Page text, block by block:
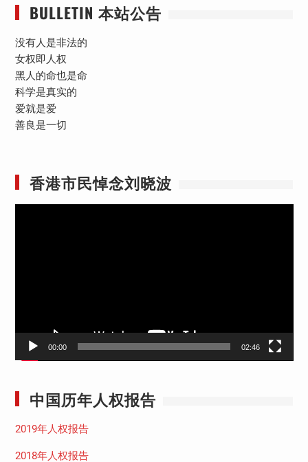
BULLETIN 本站公告
没有人是非法的
女权即人权
黑人的命也是命
科学是真实的
爱就是爱
善良是一切
香港市民悼念刘晓波
00:00 02:46
中国历年人权报告
2019年人权报告
2018年人权报告